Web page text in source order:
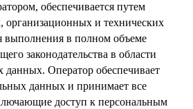
обеспечивается путем
организационных и технических
выполнения в полном объеме
законодательства в области
Оператор обеспечивает
данных и принимает все
доступ к персональным